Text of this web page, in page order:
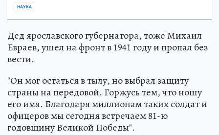
НАУКА
Дед ярославского губернатора, тоже Михаил
Евраев, ушел на фронт в 1941 году и пропал без
вести.
"Он мог остаться в тылу, но выбрал защиту
страны на передовой. Горжусь тем, что ношу
его имя. Благодаря миллионам таких солдат и
офицеров мы сегодня встречаем 81-ю
годовщину Великой Победы".